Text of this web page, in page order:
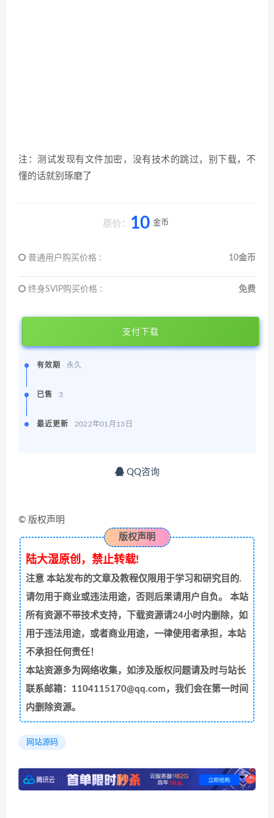
注：测试发现有文件加密，没有技术的跳过，别下载，不
懂的话就别琢磨了
原价： 10 金币
普通用户购买价格 : 10金币
终身SVIP购买价格 : 免费
支付下载
有效期 永久
已售 3
最近更新 2022年01月13日
QQ咨询
© 版权声明
版权声明
陆大湿原创，禁止转载!
注意本站发布的文章及教程仅限用于学习和研究目的.
请勿用于商业或违法用途，否则后果请用户自负。 本站
所有资源不带技术支持，下载资源请24小时内删除，如
用于违法用途，或者商业用途，一律使用者承担，本站
不承担任何责任！
本站资源多为网络收集，如涉及版权问题请及时与站长
联系邮箱：1104115170@qq.com，我们会在第一时间
内删除资源。
网站源码